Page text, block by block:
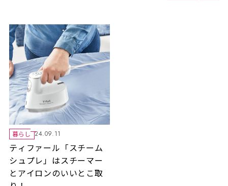
暮らし 24.09.11
ティファール「スチーム
シュプレ」はスチーマー
とアイロンのいいとこ取